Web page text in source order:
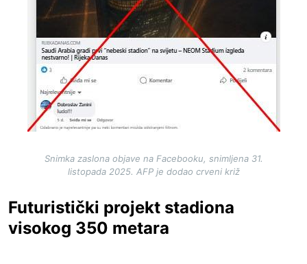
Snimka zaslona objave na Facebooku, snimljena 31.
listopada 2025. AFP je dodao crveni križ
Futuristički projekt stadiona
visokog 350 metara